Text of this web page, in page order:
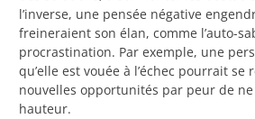
l’inverse, une pensée négative
freineraient son élan, comme l’auto-
procrastination. Par exemple, une
qu’elle est vouée à l’échec pourrait
nouvelles opportunités par peur de
hauteur.